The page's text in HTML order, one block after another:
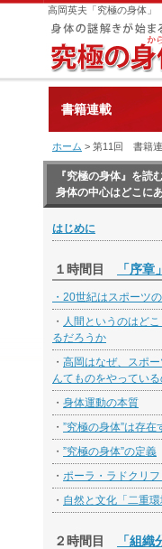
高岡英夫「究極の身体」
書籍連載
ホーム > 第11回 書籍
『究極の身体』を読
身体の中心はどこに
はじめに
１時間目 「序章
・ 20世紀はスポーツ
・ 人間というのはど
るだろうか
・ 高岡はなぜ、スポ
んてものをやってい
・ 身体運動の本質
・ ”究極の身体”は存在
・ ”究極の身体”の定義
・ ポーラ・ラドクリ
・ 自然と文化「二重環
２時間目 「組